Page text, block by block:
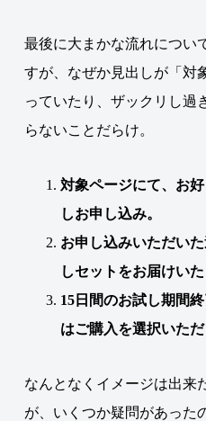
最後に大まかな流れについ
すが、なぜか見出しが「対
っていたり、ザックリし過
らないことだらけ。
対象ページにて、お
しお申し込み。
お申し込みいただい
しセットをお届けいた
15日間のお試し期間
はご購入を選択いただ
なんとなくイメージは出来
が、いくつか疑問があった